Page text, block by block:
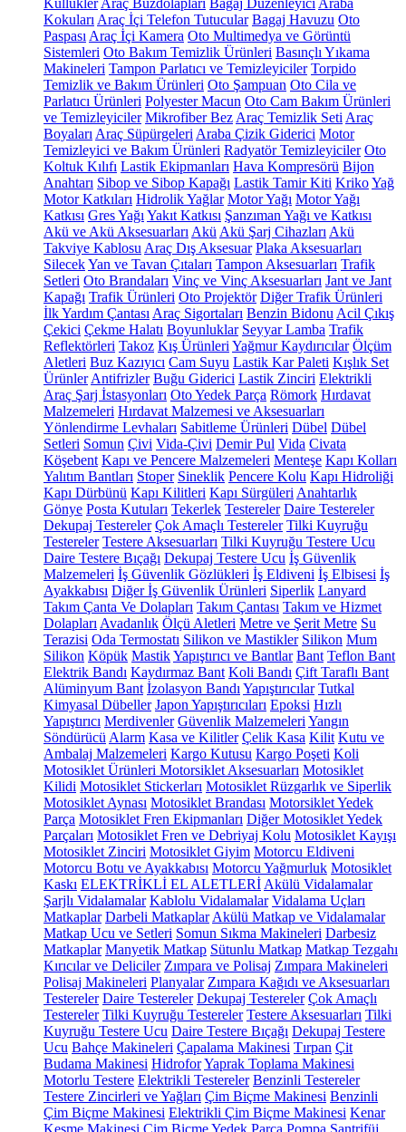
Küllükler Araç Buzdolapları Bagaj Düzenleyici Araba
Kokuları Araç İçi Telefon Tutucular Bagaj Havuzu Oto
Paspası Araç İçi Kamera Oto Multimedya ve Görüntü
Sistemleri Oto Bakım Temizlik Ürünleri Basınçlı Yıkama
Makineleri Tampon Parlatıcı ve Temizleyiciler Torpido
Temizlik ve Bakım Ürünleri Oto Şampuan Oto Cila ve
Parlatıcı Ürünleri Polyester Macun Oto Cam Bakım Ürünleri
ve Temizleyiciler Mikrofiber Bez Araç Temizlik Seti Araç
Boyaları Araç Süpürgeleri Araba Çizik Giderici Motor
Temizleyici ve Bakım Ürünleri Radyatör Temizleyiciler Oto
Koltuk Kılıfı Lastik Ekipmanları Hava Kompresörü Bijon
Anahtarı Sibop ve Sibop Kapağı Lastik Tamir Kiti KrikoYağ
Motor Katkıları Hidrolik Yağlar Motor Yağı Motor Yağı
Katkısı Gres Yağı Yakıt Katkısı Şanzıman Yağı ve Katkısı
Akü ve Akü Aksesuarları Akü Akü Şarj Cihazları Akü
Takviye Kablosu Araç Dış Aksesuar Plaka Aksesuarları
SilecekYan ve Tavan Çıtaları Tampon Aksesuarları Trafik
Setleri Oto Brandaları Vinç ve Vinç Aksesuarları Jant ve Jant
Kapağı Trafik Ürünleri Oto Projektör Diğer Trafik Ürünleri
İlk Yardım Çantası Araç Sigortaları Benzin Bidonu Acil Çıkış
Çekici Çekme Halatı Boyunluklar Seyyar Lamba Trafik
Reflektörleri Takoz Kış Ürünleri Yağmur Kaydırıcılar Ölçüm
Aletleri Buz Kazıyıcı Cam Suyu Lastik Kar Paleti Kışlık Set
Ürünler Antifrizler Buğu Giderici Lastik Zinciri Elektrikli
Araç Şarj İstasyonları Oto Yedek Parça Römork Hırdavat
Malzemeleri Hırdavat Malzemesi ve Aksesuarları
Yönlendirme Levhaları Sabitleme Ürünleri Dübel Dübel
Setleri Somun Çivi Vida-Çivi Demir Pul Vida Civata
Köşebent Kapı ve Pencere Malzemeleri Menteşe Kapı Kolları
Yalıtım Bantları Stoper Sineklik Pencere Kolu Kapı Hidroliği
Kapı Dürbünü Kapı Kilitleri Kapı Sürgüleri Anahtarlık
Gönye Posta Kutuları Tekerlek Testereler Daire Testereler
Dekupaj Testereler Çok Amaçlı Testereler Tilki Kuyruğu
Testereler Testere Aksesuarları Tilki Kuyruğu Testere Ucu
Daire Testere Bıçağı Dekupaj Testere Ucu İş Güvenlik
Malzemeleri İş Güvenlik Gözlükleri İş Eldiveni İş Elbisesi İş
Ayakkabısı Diğer İş Güvenlik Ürünleri Siperlik Lanyard
Takım Çanta Ve Dolapları Takım Çantası Takım ve Hizmet
Dolapları Avadanlık Ölçü Aletleri Metre ve Şerit Metre Su
Terazisi Oda Termostatı Silikon ve Mastikler Silikon Mum
Silikon Köpük MastikYapıştırıcı ve Bantlar Bant Teflon Bant
Elektrik Bandı Kaydırmaz Bant Koli Bandı Çift Taraflı Bant
Alüminyum Bant İzolasyon Bandı Yapıştırıcılar Tutkal
Kimyasal Dübeller Japon Yapıştırıcıları Epoksi Hızlı
Yapıştırıcı Merdivenler Güvenlik Malzemeleri Yangın
Söndürücü Alarm Kasa ve Kilitler Çelik Kasa Kilit Kutu ve
Ambalaj Malzemeleri Kargo Kutusu Kargo Poşeti Koli
Motosiklet Ürünleri Motorsiklet Aksesuarları Motosiklet
Kilidi Motosiklet Stickerları Motosiklet Rüzgarlık ve Siperlik
Motosiklet Aynası Motosiklet Brandası Motorsiklet Yedek
Parça Motosiklet Fren Ekipmanları Diğer Motosiklet Yedek
Parçaları Motosiklet Fren ve Debriyaj Kolu Motosiklet Kayışı
Motosiklet Zinciri Motosiklet Giyim Motorcu Eldiveni
Motorcu Botu ve Ayakkabısı Motorcu Yağmurluk Motosiklet
Kaskı ELEKTRİKLİ EL ALETLERİ Akülü Vidalamalar
Şarjlı Vidalamalar Kablolu Vidalamalar Vidalama Uçları
Matkaplar Darbeli Matkaplar Akülü Matkap ve Vidalamalar
Matkap Ucu ve Setleri Somun Sıkma Makineleri Darbesiz
Matkaplar Manyetik Matkap Sütunlu Matkap Matkap Tezgahı
Kırıcılar ve Deliciler Zımpara ve Polisaj Zımpara Makineleri
Polisaj Makineleri Planyalar Zımpara Kağıdı ve Aksesuarları
Testereler Daire Testereler Dekupaj Testereler Çok Amaçlı
Testereler Tilki Kuyruğu Testereler Testere Aksesuarları Tilki
Kuyruğu Testere Ucu Daire Testere Bıçağı Dekupaj Testere
Ucu Bahçe Makineleri Çapalama Makinesi Tırpan Çit
Budama Makinesi HidroforYaprak Toplama Makinesi
Motorlu Testere Elektrikli Testereler Benzinli Testereler
Testere Zincirleri ve Yağları Çim Biçme Makinesi Benzinli
Çim Biçme Makinesi Elektrikli Çim Biçme Makinesi Kenar
Kesme Makinesi Çim Biçme Yedek Parça Pompa Santrifüj